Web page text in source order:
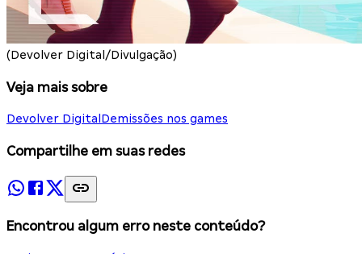
(Devolver Digital/Divulgação)
Veja mais sobre
Devolver Digital Demissões nos games
Compartilhe em suas redes
Encontrou algum erro neste conteúdo?